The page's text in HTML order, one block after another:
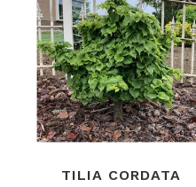
TILIA CORDATA